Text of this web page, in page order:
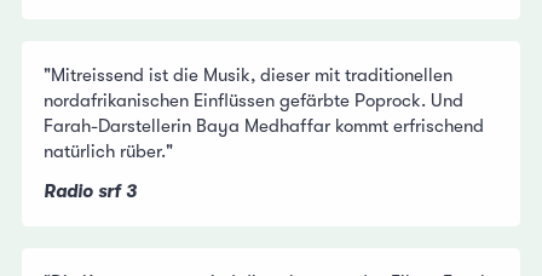
"Mitreissend ist die Musik, dieser mit traditionellen
nordafrikanischen Einflüssen gefärbte Poprock. Und
Farah-Darstellerin Baya Medhaffar kommt erfrischend
natürlich rüber."
Radio srf 3